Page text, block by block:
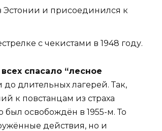
Эстонии и присоединился к
с чекистами в 1948 году.
спасало “лесное
длительных лагерей. Так,
к повстанцам из страха
был освобождён в 1955-м. То
действия, но и